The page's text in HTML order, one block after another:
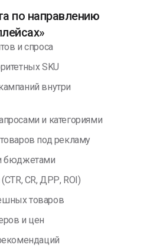
по направлению
и спроса
SKU
внутри
и категориями
под рекламу
бюджетами
CR, ДРР, ROI)
товаров
и цен